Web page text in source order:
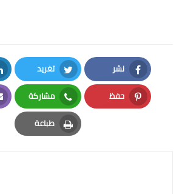
نشر
Facebook
تغريد
Twitter
حفظ
Pinterest
مشاركة
Whatsapp
طباعة
Print